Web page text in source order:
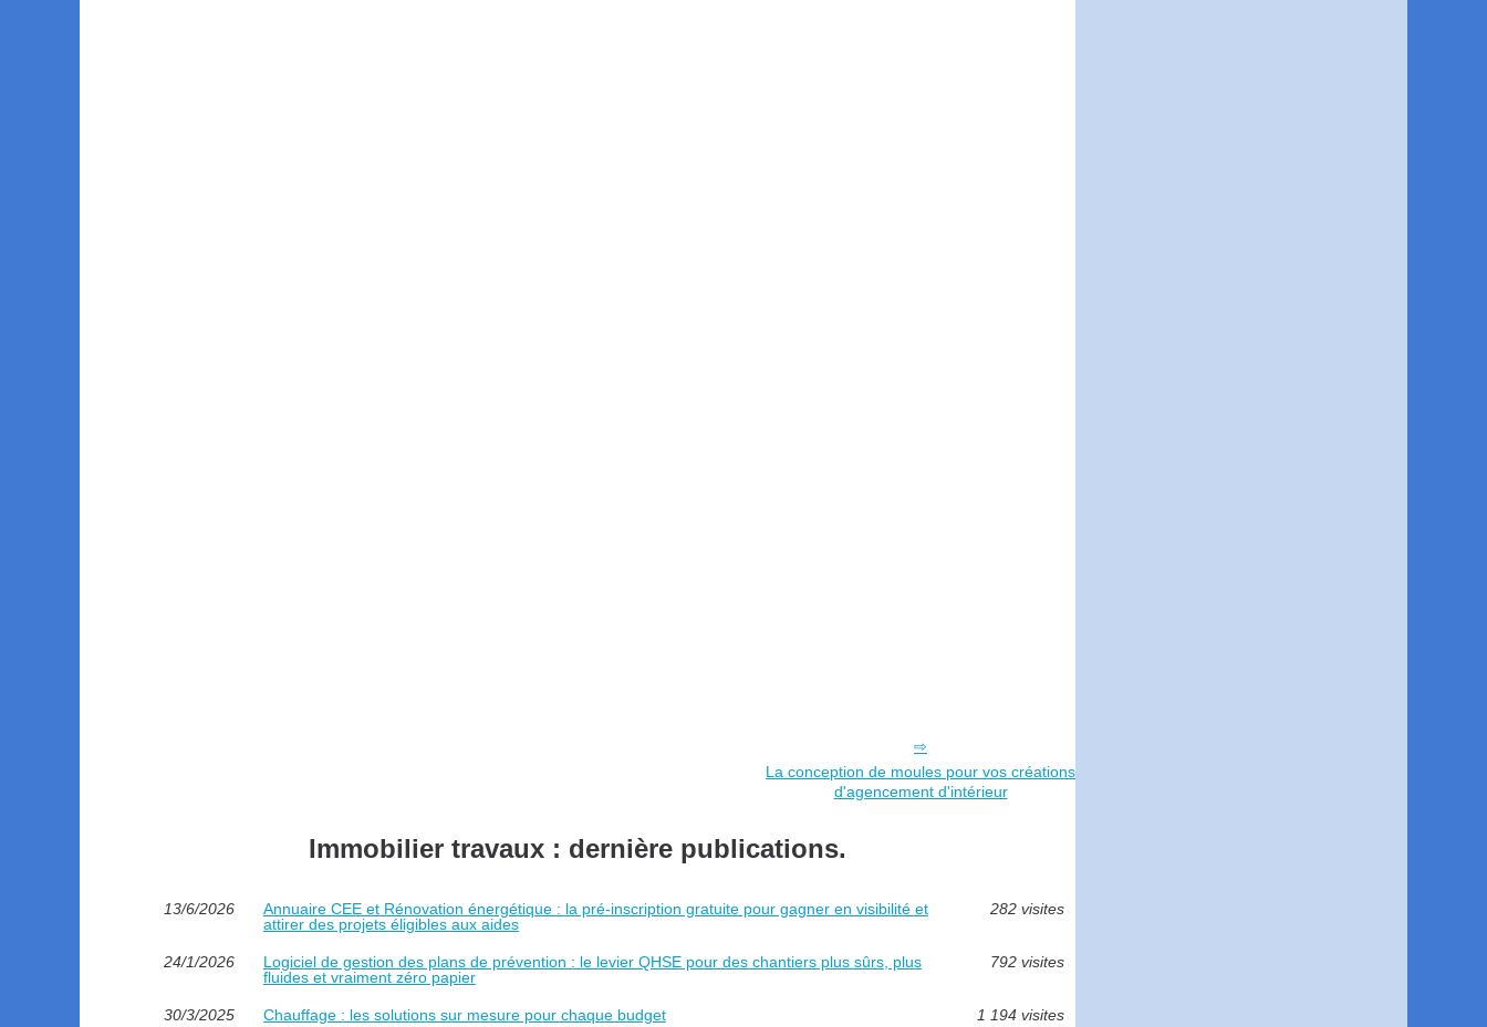
La conception de moules pour vos créations
d'agencement d'intérieur
Immobilier travaux : dernière publications.
13/6/2026
Annuaire CEE et Rénovation énergétique : la pré-inscription gratuite pour gagner en visibilité et
attirer des projets éligibles aux aides
282 visites
24/1/2026
Logiciel de gestion des plans de prévention : le levier QHSE pour des chantiers plus sûrs, plus
fluides et vraiment zéro papier
792 visites
30/3/2025 Chauffage : les solutions sur mesure pour chaque budget 1 194 visites